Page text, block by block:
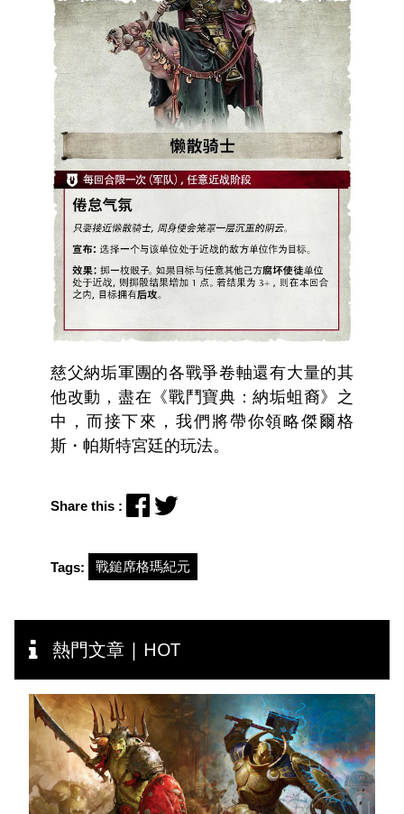
慈父納垢軍團的各戰爭卷軸還有大量的其
他改動，盡在《戰鬥寶典：納垢蛆裔》之
中，而接下來，我們將帶你領略傑爾格
斯・帕斯特宮廷的玩法。
Share this :
Tags: 戰鎚席格瑪紀元
熱門文章 | HOT